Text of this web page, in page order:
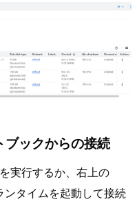
ックからの接続
実行するか、右上の
タイムを起動して接続